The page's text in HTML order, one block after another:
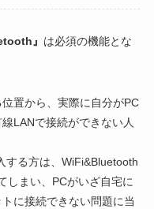
』 は必須の機能とな
置から、実際に自分がPC
LANで接続ができない人
する方は、WiFi&Bluetooth
しまい、PCがいざ自宅に
に接続できない問題に当